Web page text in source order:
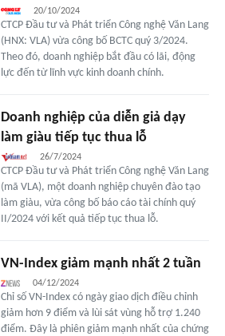
20/10/2024
CTCP Đầu tư và Phát triển Công nghệ Văn Lang
(HNX: VLA) vừa công bố BCTC quý 3/2024.
Theo đó, doanh nghiệp bắt đầu có lãi, động
lực đến từ lĩnh vực kinh doanh chính.
Doanh nghiệp của diễn giả dạy
làm giàu tiếp tục thua lỗ
26/7/2024
CTCP Đầu tư và Phát triển Công nghệ Văn Lang
(mã VLA), một doanh nghiệp chuyên đào tạo
làm giàu, vừa công bố báo cáo tài chính quý
II/2024 với kết quả tiếp tục thua lỗ.
VN-Index giảm mạnh nhất 2 tuần
04/12/2024
Chỉ số VN-Index có ngày giao dịch điều chỉnh
giảm hơn 9 điểm và lùi sát vùng hỗ trợ 1.240
điểm. Đây là phiên giảm mạnh nhất của chứng